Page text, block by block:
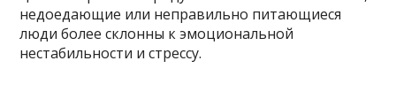
недоедающие или неправильно питающиеся
люди более склонны к эмоциональной
нестабильности и стрессу.